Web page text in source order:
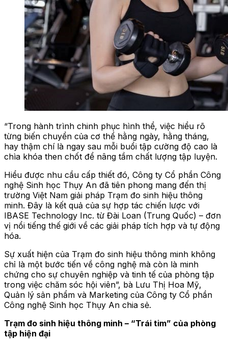
“Trong hành trình chinh phục hình thể, việc hiểu rõ
từng biến chuyển của cơ thể hằng ngày, hằng tháng,
hay thậm chí là ngay sau mỗi buổi tập cường độ cao là
chìa khóa then chốt để nâng tầm chất lượng tập luyện.
Hiểu được nhu cầu cấp thiết đó, Công ty Cổ phần Công
nghệ Sinh học Thụy An đã tiên phong mang đến thị
trường Việt Nam giải pháp Trạm đo sinh hiệu thông
minh. Đây là kết quả của sự hợp tác chiến lược với
IBASE Technology Inc. từ Đài Loan (Trung Quốc) – đơn
vị nổi tiếng thế giới về các giải pháp tích hợp và tự động
hóa.
Sự xuất hiện của Trạm đo sinh hiệu thông minh không
chỉ là một bước tiến về công nghệ mà còn là minh
chứng cho sự chuyên nghiệp và tinh tế của phòng tập
trong việc chăm sóc hội viên”, bà Lưu Thị Hoa Mỹ,
Quản lý sản phẩm và Marketing của Công ty Cổ phần
Công nghệ Sinh học Thụy An chia sẻ.
Trạm đo sinh hiệu thông minh – “Trái tim” của phòng
tập hiện đại